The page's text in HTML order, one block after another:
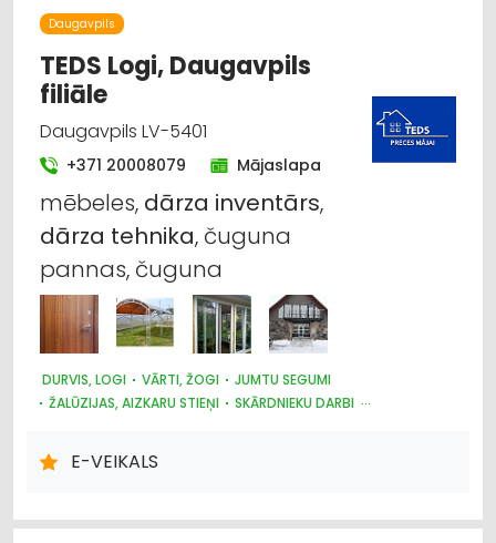
Daugavpils
TEDS Logi, Daugavpils
filiāle
Daugavpils LV-5401
+371 20008079 Mājaslapa
mēbeles, dārza inventārs,
dārza tehnika, čuguna
pannas, čuguna
DURVIS, LOGI VĀRTI, ŽOGI
JUMTU SEGUMI
ŽALŪZIJAS, AIZKARU STIEŅI
SKĀRDNIEKU DARBI
DŪMVADI, TO IZGATAVOŠANA, UZSTĀDĪŠANA
METĀLIZSTRĀDĀJUMI
AUTO RIEPU, AUTO DISKU TIRDZNIECĪBA
E-VEIKALS